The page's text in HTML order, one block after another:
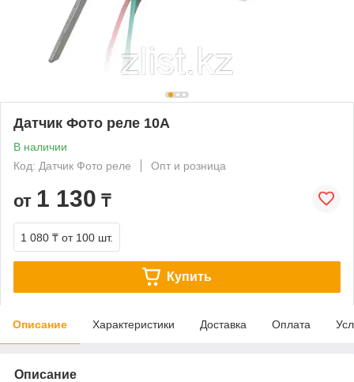
Датчик Фото реле 10А
В наличии
Код: Датчик Фото реле
Опт и розница
от 1 130 ₸
1 080 ₸ от 100 шт.
Купить
Описание Характеристики Доставка Оплата
Описание